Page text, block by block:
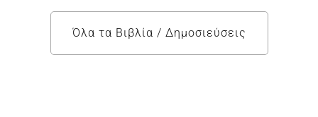
Όλα τα Βιβλία / Δημοσιεύσεις